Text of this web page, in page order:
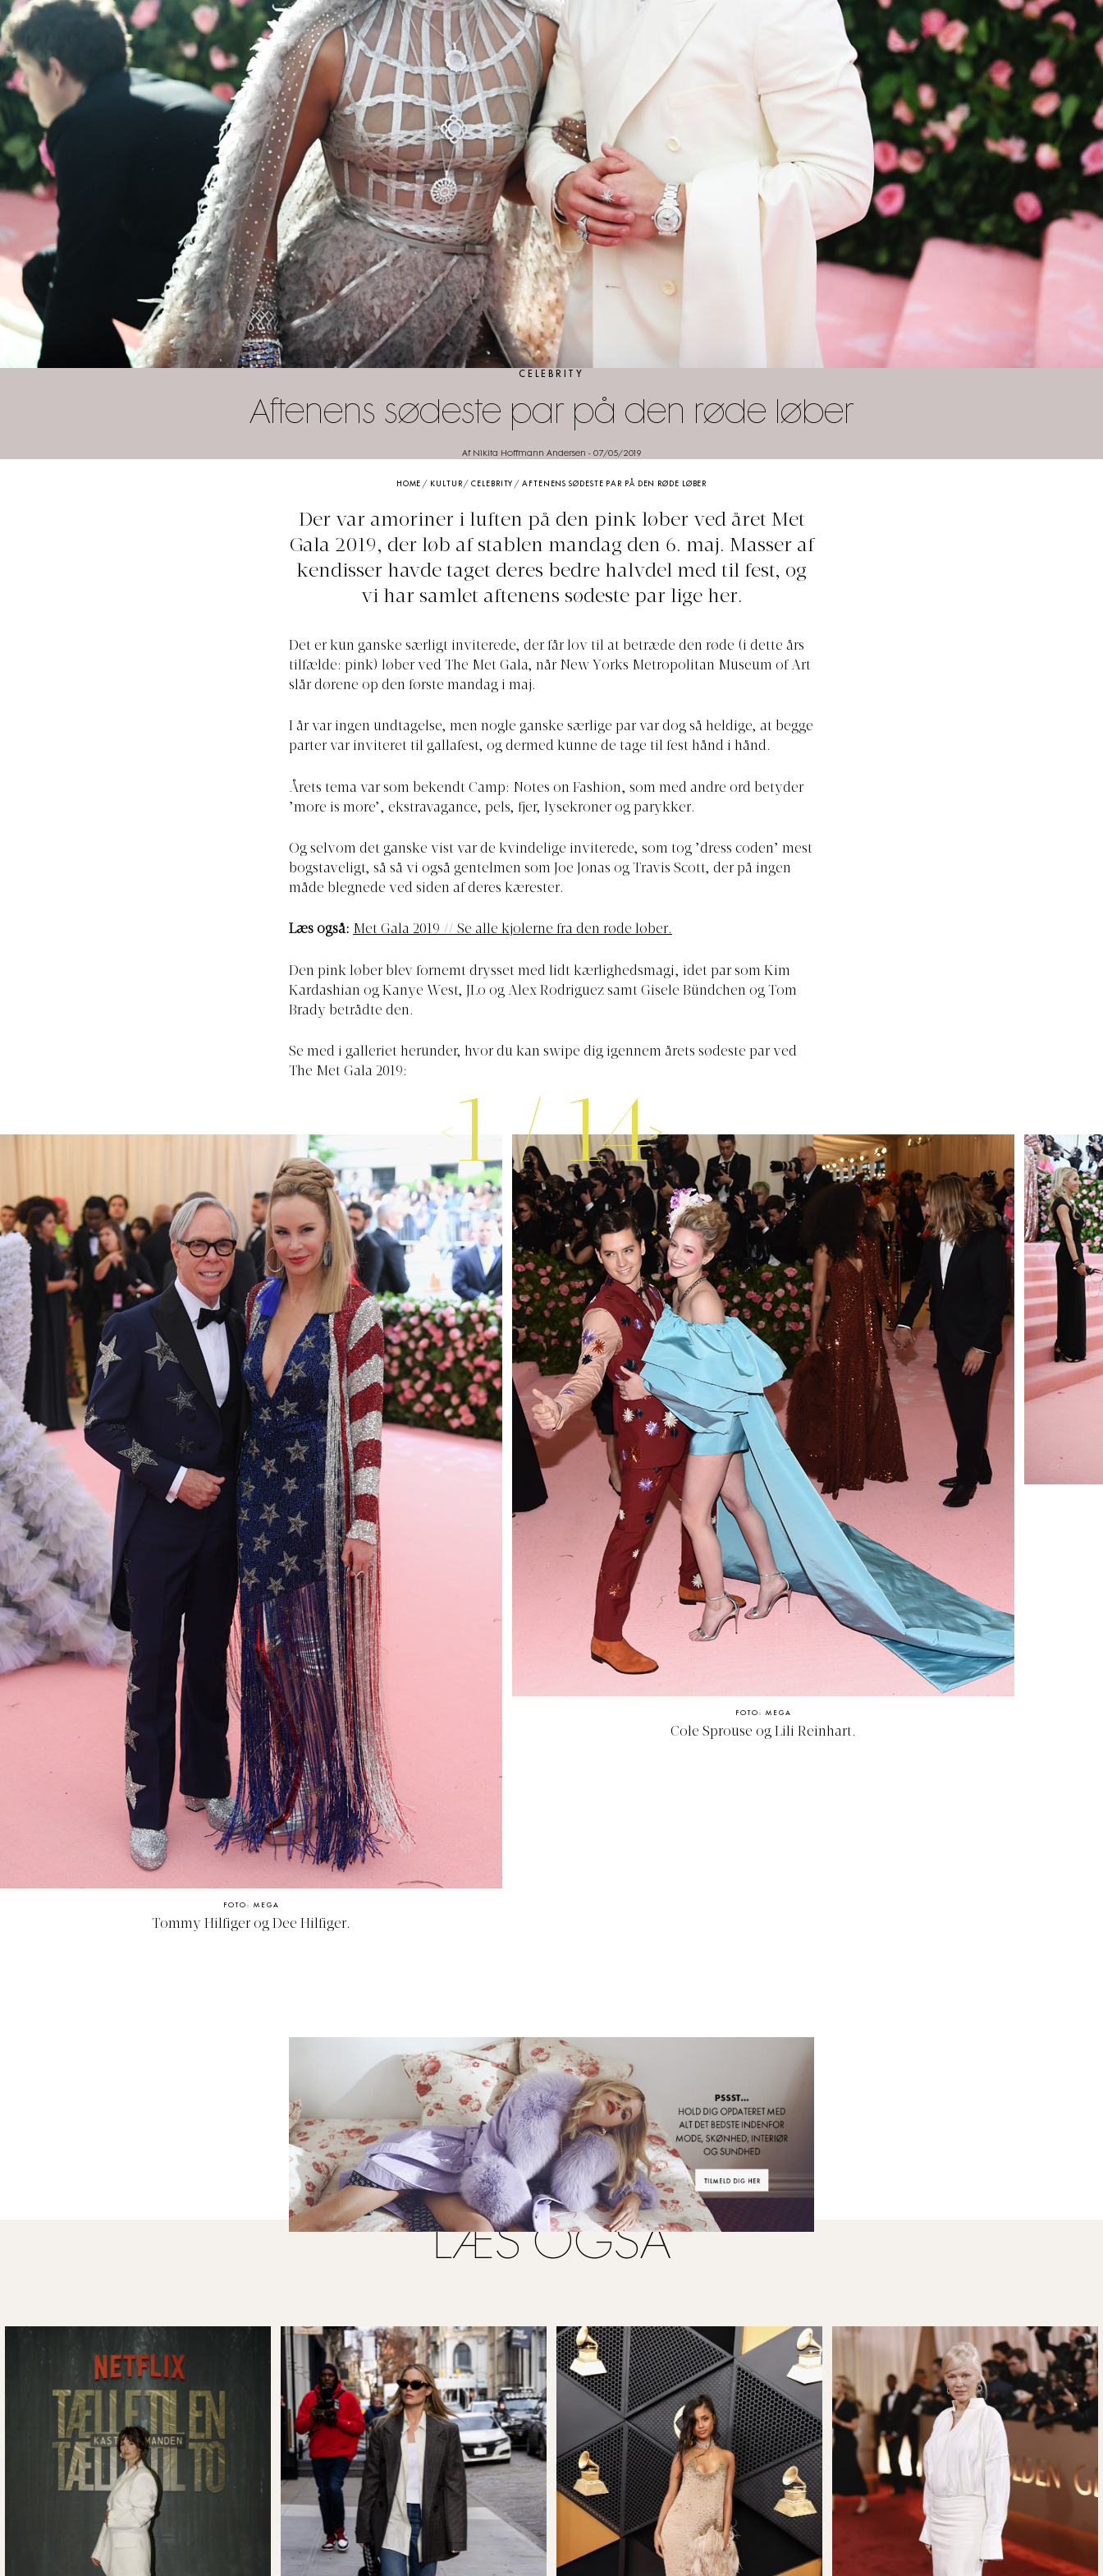
CELEBRITY
Aftenens sødeste par på den røde løber
Af Nikita Hoffmann Andersen - 07/05/2019
HOME / KULTUR /CELEBRITY /AFTENENS SØDESTE PAR PÅ DEN RØDE LØBER
Der var amoriner i luften på den pink løber ved året Met
Gala 2019, der løb af stablen mandag den 6. maj. Masser af
kendisser havde taget deres bedre halvdel med til fest, og
vi har samlet aftenens sødeste par lige her.
Det er kun ganske særligt inviterede, der får lov til at betræde den røde (i dette års
tilfælde: pink) løber ved The Met Gala, når New Yorks Metropolitan Museum of Art
slår dørene op den første mandag i maj.
I år var ingen undtagelse, men nogle ganske særlige par var dog så heldige, at begge
parter var inviteret til gallafest, og dermed kunne de tage til fest hånd i hånd.
Årets tema var som bekendt Camp: Notes on Fashion, som med andre ord betyder
’more is more’, ekstravagance, pels, fjer, lysekroner og parykker.
Og selvom det ganske vist var de kvindelige inviterede, som tog ’dress coden’ mest
bogstaveligt, så så vi også gentelmen som Joe Jonas og Travis Scott, der på ingen
måde blegnede ved siden af deres kærester.
Læs også: Met Gala 2019 // Se alle kjolerne fra den røde løber.
Den pink løber blev fornemt drysset med lidt kærlighedsmagi, idet par som Kim
Kardashian og Kanye West, JLo og Alex Rodriguez samt Gisele Bündchen og Tom
Brady betrådte den.
Se med i galleriet herunder, hvor du kan swipe dig igennem årets sødeste par ved
The Met Gala 2019:
1/14
FOTO: MEGA
Tommy Hilfiger og Dee Hilfiger.
FOTO: MEGA
Cole Sprouse og Lili Reinhart.
LÆS OGSÅ